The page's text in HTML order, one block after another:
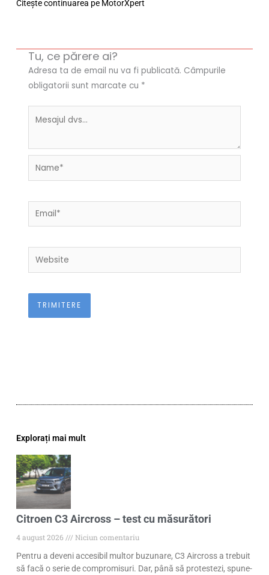
Citește continuarea pe MotorXpert
Tu, ce părere ai?
Adresa ta de email nu va fi publicată. Câmpurile
obligatorii sunt marcate cu *
Name*
Email*
Website
Explorați mai mult
Citroen C3 Aircross – test cu măsurători
4 august 2026
Niciun comentariu
Pentru a deveni accesibil multor buzunare, C3 Aircross a trebuit
să facă o serie de compromisuri. Dar, până să protestezi, spune-